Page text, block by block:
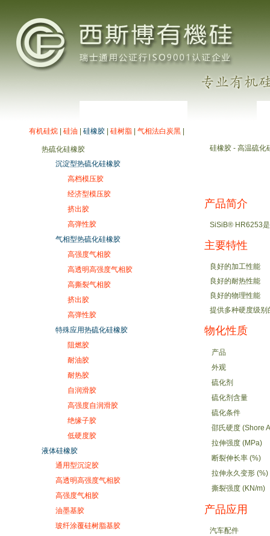
有机硅烷 硅油 硅橡胶 硅树脂 气相法白炭黑
热硫化硅橡胶
沉淀型热硫化硅橡胶
高档模压胶
经济型模压胶
挤出胶
高弹性胶
气相型热硫化硅橡胶
高强度气相胶
高透明高强度气相胶
高撕裂气相胶
挤出胶
高弹性胶
特殊应用热硫化硅橡胶
阻燃胶
耐油胶
耐热胶
自润滑胶
高强度自润滑胶
绝缘子胶
低硬度胶
液体硅橡胶
通用型沉淀胶
高透明高强度气相胶
高强度气相胶
油墨基胶
玻纤涂覆硅树脂基胶
硅橡胶 - 高温硫化
产品简介
SiSiB® HR6253
主要特性
良好的加工性能
良好的耐热性能
良好的物理性能
提供多种硬度级
物化性质
产品
外观
硫化剂
硫化剂含量
硫化条件
邵氏硬度 (Shore
拉伸强度 (MPa)
断裂伸长率 (%)
拉伸永久变形 (%)
撕裂强度 (KN/m)
产品应用
汽车配件